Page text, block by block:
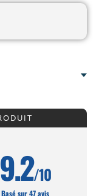
9.2/10
Basé sur 47 avis